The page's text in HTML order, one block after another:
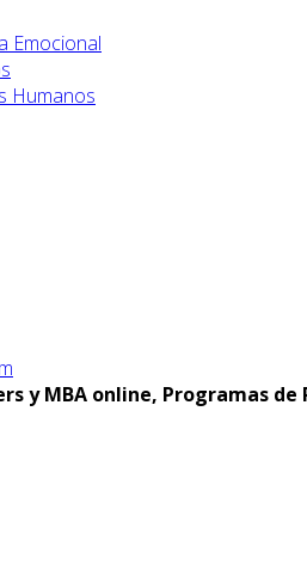
Emocional
Humanos
y MBA online, Programas de